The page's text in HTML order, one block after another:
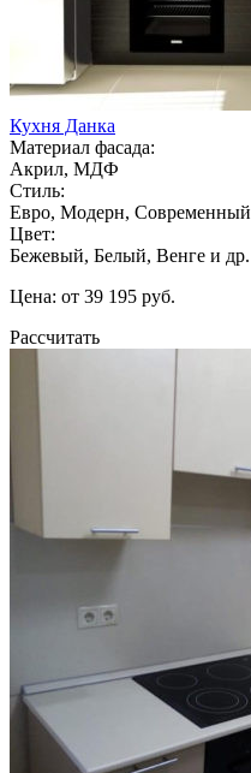
Кухня Данка
Материал фасада:
Акрил, МДФ
Стиль:
Евро, Модерн, Современный
Цвет:
Бежевый, Белый, Венге и др.
Цена: от 39 195 руб.
Рассчитать